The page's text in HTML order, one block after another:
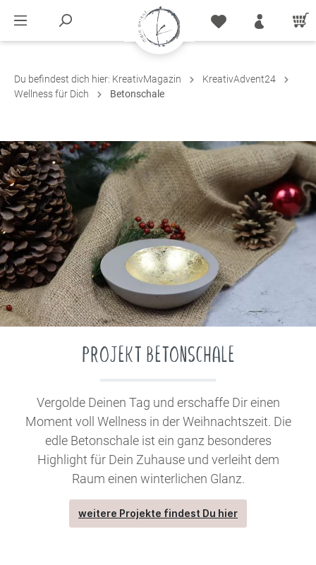
Du befindest dich hier: KreativMagazin
KreativAdvent24
Wellness für Dich
Betonschale
PROJEKT BETONSCHALE
Vergolde Deinen Tag und erschaffe Dir einen
Moment voll Wellness in der Weihnachtszeit. Die
edle Betonschale ist ein ganz besonderes
Highlight für Dein Zuhause und verleiht dem
Raum einen winterlichen Glanz.
weitere Projekte findest Du hier